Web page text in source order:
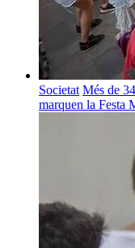
Societat Més de
marquen la Festa